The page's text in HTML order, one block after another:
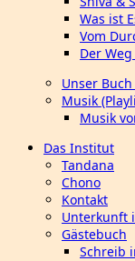
Was ist
Vom
Der
Unser
Musik
Musik
Das Institut
Tandana
Chono
Kontakt
Unterkunft
Gästebuch
Schreib